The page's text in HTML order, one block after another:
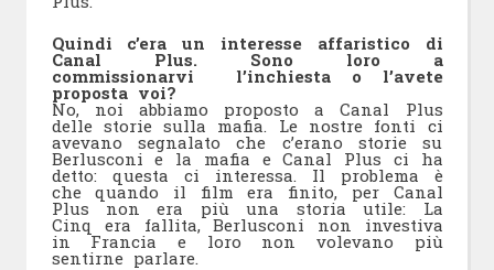
Quindi c’era un interesse affaristico di
Canal Plus. Sono loro a
commissionarvi l’inchiesta o l’avete
proposta voi?
No, noi abbiamo proposto a Canal Plus
delle storie sulla mafia. Le nostre fonti ci
avevano segnalato che c’erano storie su
Berlusconi e la mafia e Canal Plus ci ha
detto: questa ci interessa. Il problema è
che quando il film era finito, per Canal
Plus non era più una storia utile: La
Cinq era fallita, Berlusconi non investiva
in Francia e loro non volevano più
sentirne parlare.